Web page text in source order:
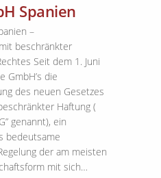
Spanien
–
beschränkter
Seit dem 1. Juni
GmbH’s die
des neuen Gesetzes
Haftung (
genannt), ein
bedeutsame
der am meisten
mit sich…